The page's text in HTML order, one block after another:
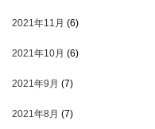
2021年11月 (6)
2021年10月 (6)
2021年9月 (7)
2021年8月 (7)